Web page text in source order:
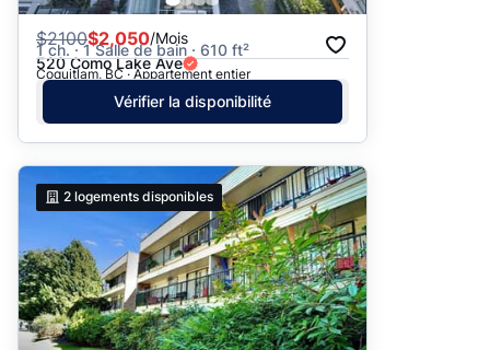
$2100$2,050/Mois
1 ch. · 1 Salle de bain · 610 ft²
520 Como Lake Ave
Coquitlam, BC · Appartement entier
Vérifier la disponibilité
2 logements disponibles